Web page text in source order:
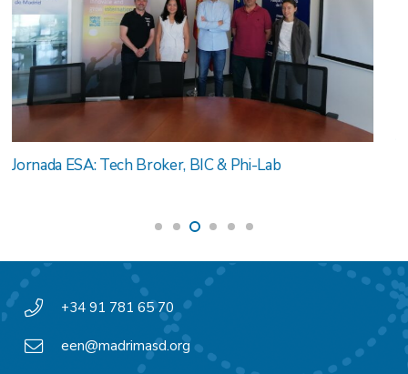
Jornada Internacional Agroalimentaria España-Ucrania:
+34 91 781 65 70
een@madrimasd.org